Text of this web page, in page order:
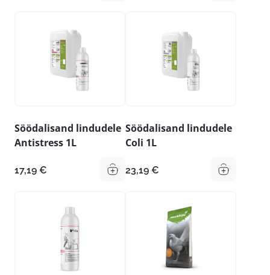
Söödalisand lindudele
Antistress 1L
17,19 €
Söödalisand lindudele
Coli 1L
23,19 €